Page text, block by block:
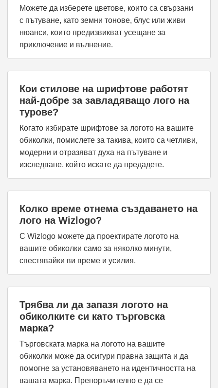
Можете да изберете цветове, които са свързани
с пътуване, като земни тонове, блус или живи
нюанси, които предизвикват усещане за
приключение и вълнение.
Кои стилове на шрифтове работят
най-добре за завладяващо лого на
турове?
Когато избирате шрифтове за логото на вашите
обиколки, помислете за такива, които са четливи,
модерни и отразяват духа на пътуване и
изследване, който искате да предадете.
Колко време отнема създаването на
лого на Wizlogo?
С Wizlogo можете да проектирате логото на
вашите обиколки само за няколко минути,
спестявайки ви време и усилия.
Трябва ли да запазя логото на
обиколките си като търговска
марка?
Търговската марка на логото на вашите
обиколки може да осигури правна защита и да
помогне за установяването на идентичността на
вашата марка. Препоръчително е да се